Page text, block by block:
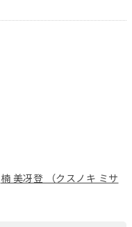
楠 美冴登 （クスノキ ミサ